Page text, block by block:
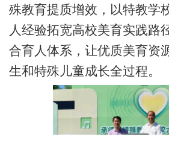
殊教育提质增效， 以特教学
人经验拓宽高校美育实践路
合育人体系，让优质美育资
生和特殊儿童成长全过程。